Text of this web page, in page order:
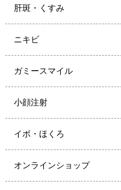
肝斑・くすみ
ニキビ
ガミースマイル
小顔注射
イボ・ほくろ
オンラインショップ